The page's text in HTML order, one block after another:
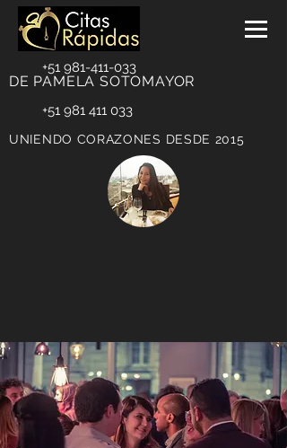
+51 981-411-033
DE PAMELA SOTOMAYOR
+51 981 411 033
UNIENDO CORAZONES DESDE 2015